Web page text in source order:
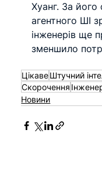
Хуанг. За
агентного ШІ
інженерів ще
зменшило
ЦікавеШтучний
Скорочення
Новини